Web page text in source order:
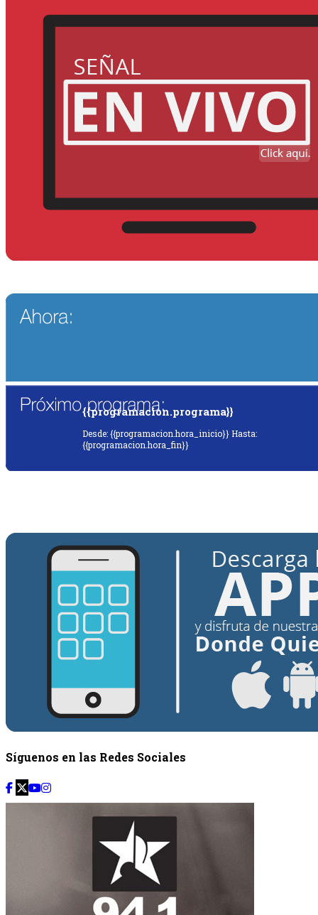
{{programacion.programa}}
Desde: {{programacion.hora_inicio}} Hasta:
{{programacion.hora_fin}}
Síguenos en las Redes Sociales